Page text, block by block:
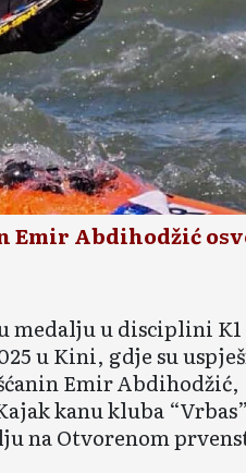
Emir Abdihodžić
u disciplini K1
u Kini, gdje su
Emir Abdihodžić,
kanu kluba
na Otvorenom